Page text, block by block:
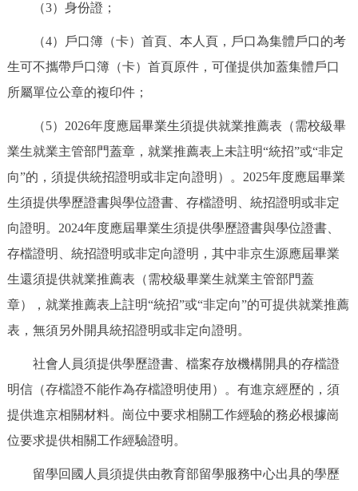
（3）身份證；
（4）戶口簿（卡）首頁、本人頁，戶口為集體戶口的考
生可不攜帶戶口簿（卡）首頁原件，可僅提供加蓋集體戶口
所屬單位公章的複印件；
（5）2026年度應屆畢業生須提供就業推薦表（需校級畢
業生就業主管部門蓋章，就業推薦表上未註明“統招”或“非定
向”的，須提供統招證明或非定向證明）。2025年度應屆畢業
生須提供學歷證書與學位證書、存檔證明、統招證明或非定
向證明。2024年度應屆畢業生須提供學歷證書與學位證書、
存檔證明、統招證明或非定向證明，其中非京生源應屆畢業
生還須提供就業推薦表（需校級畢業生就業主管部門蓋
章），就業推薦表上註明“統招”或“非定向”的可提供就業推薦
表，無須另外開具統招證明或非定向證明。
社會人員須提供學歷證書、檔案存放機構開具的存檔證
明信（存檔證不能作為存檔證明使用）。有進京經歷的，須
提供進京相關材料。崗位中要求相關工作經驗的務必根據崗
位要求提供相關工作經驗證明。
留學回國人員須提供由教育部留學服務中心出具的學歷